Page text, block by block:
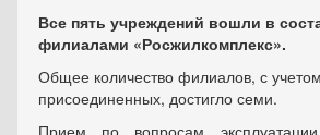
Все пять учреждений вошли в
филиалами «Росжилкомплекс».
Общее количество филиалов, с учетом
присоединенных, достигло семи.